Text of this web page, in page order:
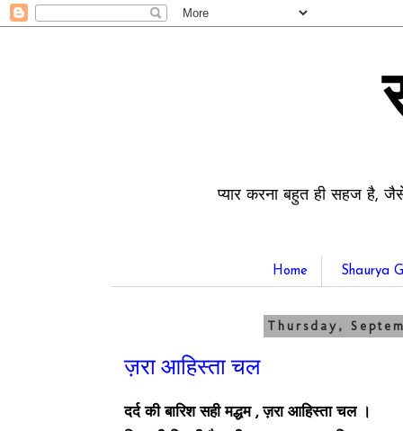
प्यार करना बहुत ही सहज है,
Home Shaurya
Thursday,
ज़रा आहिस्ता चल
दर्द की बारिश सही मद्धम , ज़रा आहिस्ता चल ।